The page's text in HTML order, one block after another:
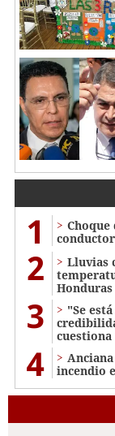
1
Choque
2
Lluvias
Honduras
3
"Se
cuestiona
4
incendio